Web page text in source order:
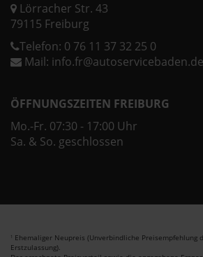
Lörracher Str. 43
79115 Freiburg
Telefon: 0 76 11 37 32 25 0
Mail: info.fr@autoservicebaden.de
ÖFFNUNGSZEITEN FREIBURG
Mo.-Fr. 07:30 - 17:00 Uhr
Sa. & So. geschlossen
1 Ehemaliger Neupreis (Unverbindliche Preisempfehlung
Erstzulassung).